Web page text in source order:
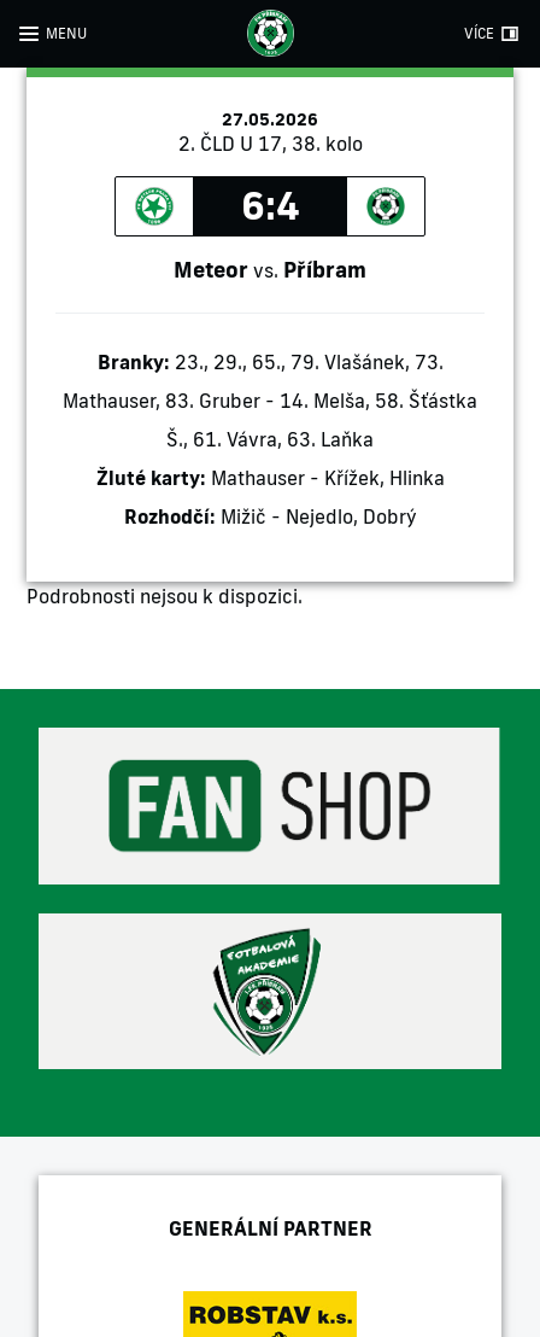
MENU VÍCE
27.05.2026
2. ČLD U 17, 38. kolo
6:4
Meteor vs. Příbram
Branky: 23., 29., 65., 79. Vlašánek, 73.
Mathauser, 83. Gruber - 14. Melša, 58. Šťástka
Š., 61. Vávra, 63. Laňka
Žluté karty: Mathauser - Křížek, Hlinka
Rozhodčí: Mižič - Nejedlo, Dobrý
Podrobnosti nejsou k dispozici.
GENERÁLNÍ PARTNER